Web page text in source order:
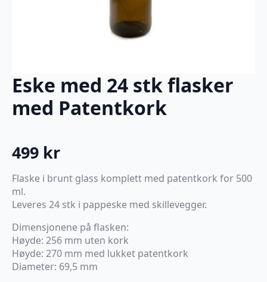
Eske med 24 stk flasker
med Patentkork
499 kr
Flaske i brunt glass komplett med patentkork for 500
ml.
Leveres 24 stk i pappeske med skillevegger.
Dimensjonene på flasken:
Høyde: 256 mm uten kork
Høyde: 270 mm med lukket patentkork
Diameter: 69,5 mm